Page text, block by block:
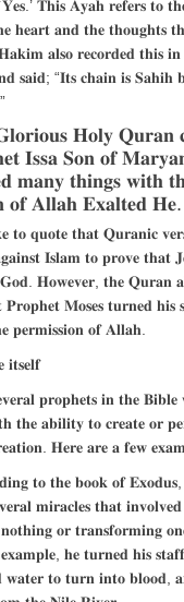
𝐓𝐡𝐢𝐬 𝐀𝐲𝐚𝐡 𝐫𝐞𝐟𝐞𝐫𝐬 𝐭𝐨
𝐡𝐞𝐚𝐫𝐭 𝐚𝐧𝐝 𝐭𝐡𝐞 𝐭𝐡𝐨𝐮𝐠𝐡𝐭𝐬
𝐚𝐥𝐬𝐨 𝐫𝐞𝐜𝐨𝐫𝐝𝐞𝐝 𝐭𝐡𝐢𝐬
𝐬𝐚𝐢𝐝; “𝐈𝐭𝐬 𝐜𝐡𝐚𝐢𝐧 𝐢𝐬 𝐒𝐚𝐡𝐢𝐡
𝐇𝐨𝐥𝐲 𝐐𝐮𝐫𝐚𝐧
𝐈𝐬𝐬𝐚 𝐒𝐨𝐧 𝐨𝐟
𝐦𝐚𝐧𝐲 𝐭𝐡𝐢𝐧𝐠𝐬 𝐰𝐢𝐭𝐡
𝐨𝐟 𝐀𝐥𝐥𝐚𝐡 𝐄𝐱𝐚𝐥𝐭𝐞𝐝 𝐇𝐞.
𝐭𝐨 𝐪𝐮𝐨𝐭𝐞 𝐭𝐡𝐚𝐭 𝐐𝐮𝐫𝐚𝐧𝐢𝐜
𝐈𝐬𝐥𝐚𝐦 𝐭𝐨 𝐩𝐫𝐨𝐯𝐞 𝐭𝐡𝐚𝐭
𝐆𝐨𝐝. 𝐇𝐨𝐰𝐞𝐯𝐞𝐫, 𝐭𝐡𝐞 𝐐𝐮𝐫𝐚𝐧
𝐏𝐫𝐨𝐩𝐡𝐞𝐭 𝐌𝐨𝐬𝐞𝐬 𝐭𝐮𝐫𝐧𝐞𝐝 𝐡𝐢𝐬
𝐩𝐞𝐫𝐦𝐢𝐬𝐬𝐢𝐨𝐧 𝐨𝐟 𝐀𝐥𝐥𝐚𝐡.
𝐩𝐫𝐨𝐩𝐡𝐞𝐭𝐬 𝐢𝐧 𝐭𝐡𝐞
𝐭𝐡𝐞 𝐚𝐛𝐢𝐥𝐢𝐭𝐲 𝐭𝐨 𝐜𝐫𝐞𝐚𝐭𝐞 𝐨𝐫
𝐇𝐞𝐫𝐞 𝐚𝐫𝐞 𝐚 𝐟𝐞𝐰
𝐭𝐨 𝐭𝐡𝐞 𝐛𝐨𝐨𝐤 𝐨𝐟
𝐦𝐢𝐫𝐚𝐜𝐥𝐞𝐬 𝐭𝐡𝐚𝐭 𝐢𝐧𝐯𝐨𝐥𝐯𝐞𝐝
𝐨𝐫 𝐭𝐫𝐚𝐧𝐬𝐟𝐨𝐫𝐦𝐢𝐧𝐠
𝐡𝐞 𝐭𝐮𝐫𝐧𝐞𝐝 𝐡𝐢𝐬
𝐰𝐚𝐭𝐞𝐫 𝐭𝐨 𝐭𝐮𝐫𝐧 𝐢𝐧𝐭𝐨 𝐛𝐥𝐨𝐨𝐝,